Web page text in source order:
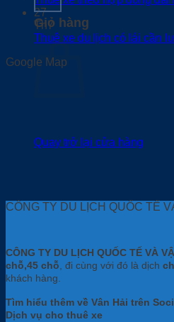
Giỏ hàng
Quay trở lại cửa hàng
27
Th7
Thuê xe du lịch có lái cần
Google Map
CÔNG TY DU LỊCH QUỐC TẾ
CÔNG TY DU LỊCH QUỐC TẾ VÀ
chỗ,45 chỗ , đi cùng với đó là dịch
khách hàng.
Tìm hiểu thêm về Vân Hải trên
Dịch vụ cho thuê xe